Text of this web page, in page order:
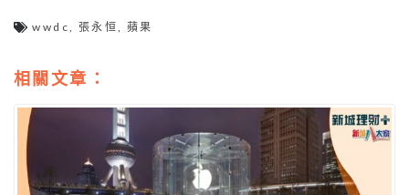
wwdc, 張永恒, 蘋果
相關文章：